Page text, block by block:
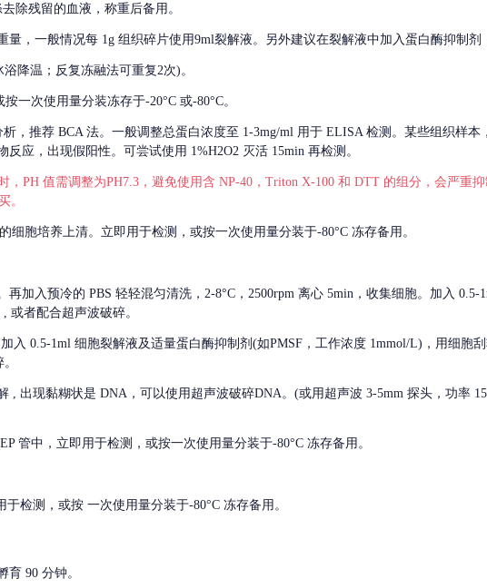
除残留的血液，称重后备用。
量，一般情况每 1g 组织碎片使用9ml裂解液。另外建议在裂解液中加入蛋白酶抑制剂
降温；反复冻融法可重复2次)。
一次使用量分装冻存于-20°C 或-80°C。
析，推荐 BCA 法。一般调整总蛋白浓度至 1-3mg/ml 用于 ELISA 检测。某些组织样本
应，出现假阳性。可尝试使用 1%H2O2 灭活 15min 再检测。
，PH 值需调整为PH7.3，避免使用含 NP-40，Triton X-100 和 DTT 的组分，会严重
。
细胞培养上清。立即用于检测，或按一次使用量分装于-80°C 冻存备用。
再加入预冷的 PBS 轻轻混匀清洗，2-8°C，2500rpm 离心 5min，收集细胞。加入
或者配合超声波破碎。
入 0.5-1ml 细胞裂解液及适量蛋白酶抑制剂(如PMSF，工作浓度 1mmol/L)，用细胞
, 出现黏糊状是 DNA，可以使用超声波破碎DNA。(或用超声波 3-5mm 探头，功率
管中，立即用于检测，或按一次使用量分装于-80°C 冻存备用。
检测，或按 一次使用量分装于-80°C 冻存备用。
育 90 分钟。